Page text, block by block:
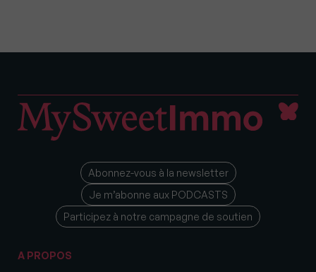
Abonnez-vous à la newsletter
Je m’abonne aux PODCASTS
Participez à notre campagne de soutien
A PROPOS